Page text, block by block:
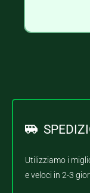
Utilizziamo i
e veloci in 2-3